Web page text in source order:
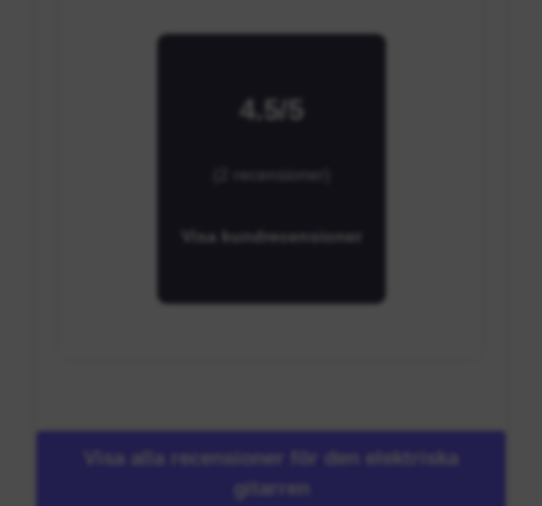
4.5/5
Visa kundrecensioner
Visa alla recensioner för den elektriska
gitarren